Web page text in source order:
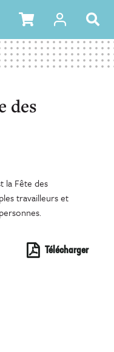
des
la Fête des
travailleurs et
Télécharger